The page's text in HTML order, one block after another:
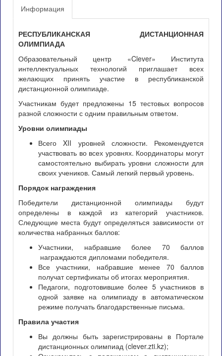
Информация
РЕСПУБЛИКАНСКАЯ ДИСТАНЦИОННАЯ
ОЛИМПИАДА
Образовательный центр «Clever» Института
интеллектуальных технологий приглашает всех
желающих принять участие в республиканской
дистанционной олимпиаде.
Участникам будет предложены 15 тестовых вопросов
разной сложности с одним правильным ответом.
Уровни олимпиады
Всего XII уровней сложности. Рекомендуется
участвовать во всех уровнях. Координаторы могут
самостоятельно выбирать уровни сложности для
своих учеников. Самый легкий первый уровень.
Порядок награждения
Победители дистанционной олимпиады будут
определены в каждой из категорий участников.
Следующие места будут определяться зависимости от
количества набранных баллов:
Участники, набравшие более 70 баллов
награждаются дипломами победителя.
Все участники, набравшие менее 70 баллов
получат сертификаты об итогах мероприятия.
Педагоги, подготовившие более 5 участников в
одной заявке на олимпиаду в автоматическом
режиме получать благодарственные письма.
Правила участия
Вы должны быть зарегистрированы в Портале
дистанционных олимпиад (clever.zti.kz);